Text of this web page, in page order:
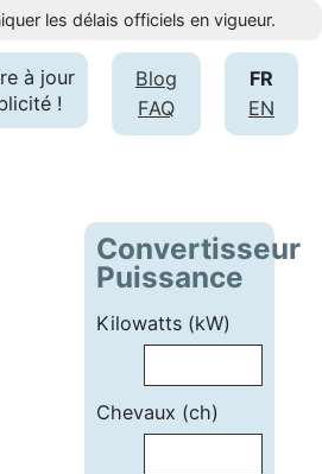
les délais officiels en vigueur.
FR
EN
Blog
FAQ
à jour
!
Convertisseur
Puissance
Kilowatts (kW)
Chevaux (ch)